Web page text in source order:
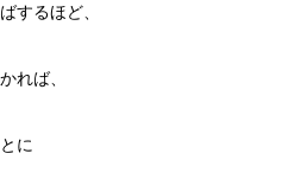
するほど、
れば、
に